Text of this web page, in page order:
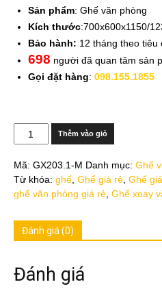
Sản phẩm: Ghế văn phòng
Kích thước:700x600x1150/
Bảo hành: 12 tháng theo tiêu
698 người đã quan tâm sản
Gọi đặt hàng: 098.155.1855
lượng
Thêm vào giỏ
Mã: GX203.1-M Danh mục: Ghế
Từ khóa: ghế Ghế giá rẻ Ghế
ghế văn phòng giá rẻ Ghế xoay
Đánh giá (0)
Đánh giá